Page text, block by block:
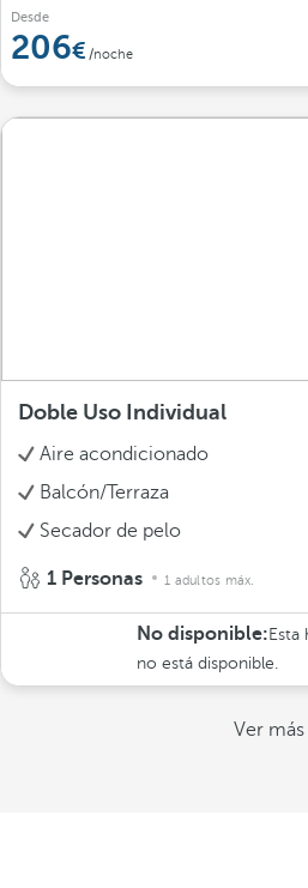
Desde
206 /noche
Doble Uso Individual
Aire acondicionado
Balcón/Terraza
Secador de pelo
1 Personas 1 adultos máx.
No disponible:Esta
no está disponible.
Ver más